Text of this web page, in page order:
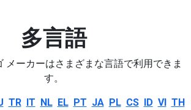
多言語
メーカーはさまざまな言語で利用できま
す。
TR IT NL EL PT JA PL CS ID VI TH